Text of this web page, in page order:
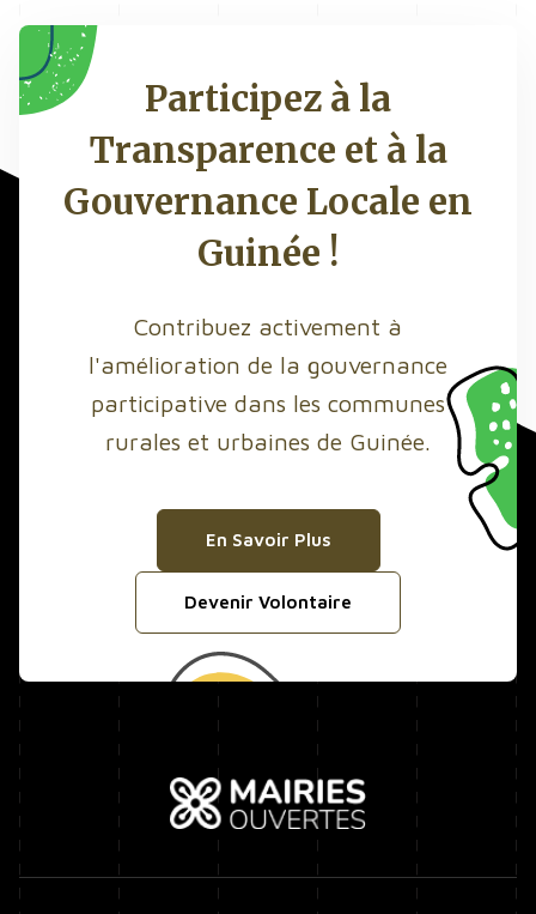
Participez à la
Transparence et à la
Gouvernance Locale en
Guinée !
Contribuez activement à
l'amélioration de la gouvernance
participative dans les communes
rurales et urbaines de Guinée.
En Savoir Plus
Devenir Volontaire